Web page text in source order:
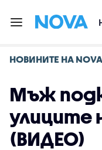
НОВИНИТЕ НА NOVA
Мъж
улиците
(ВИДЕО)